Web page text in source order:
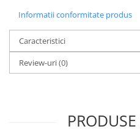
Informatii conformitate produs
Caracteristici
Review-uri(0)